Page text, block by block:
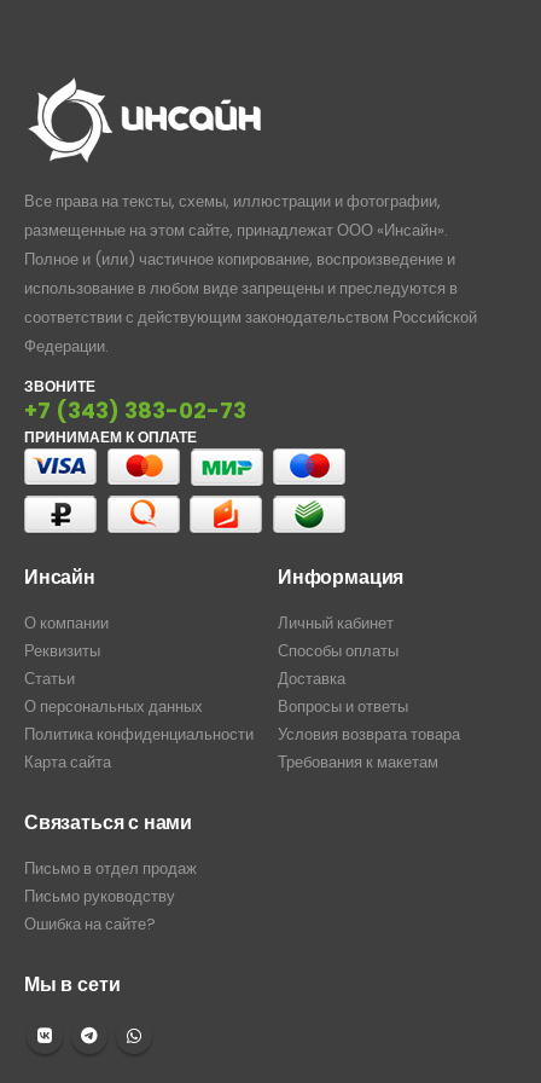
Все права на тексты, схемы, иллюстрации и фотографии,
размещенные на этом сайте, принадлежат ООО «Инсайн».
Полное и (или) частичное копирование, воспроизведение и
использование в любом виде запрещены и преследуются в
соответствии с действующим законодательством Российской
Федерации.
ЗВОНИТЕ
+7 (343) 383-02-73
ПРИНИМАЕМ К ОПЛАТЕ
Инсайн
О компании
Реквизиты
Статьи
О персональных данных
Политика конфиденциальности
Карта сайта
Информация
Личный кабинет
Способы оплаты
Доставка
Вопросы и ответы
Условия возврата товара
Требования к макетам
Связаться с нами
Письмо в отдел продаж
Письмо руководству
Ошибка на сайте?
Мы в сети